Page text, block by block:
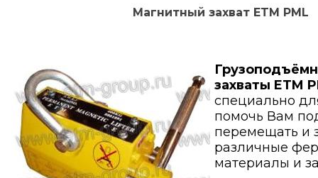
Магнитный захват ETM PML
захваты ETM
специально
помочь Вам
перемещать и
различные
материалы и